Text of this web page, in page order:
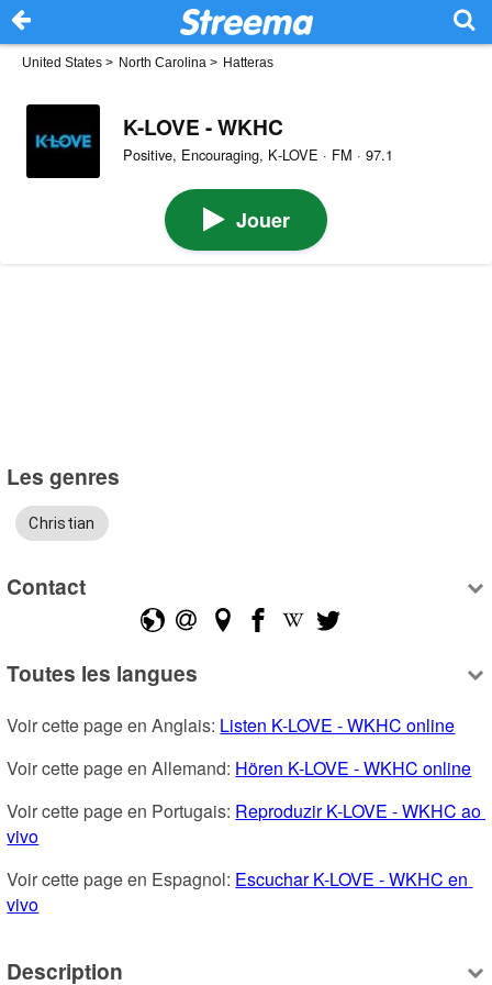
United States > North Carolina > Hatteras
K-LOVE - WKHC
Positive, Encouraging, K‑LOVE · FM · 97.1
Jouer
Les genres
Christian
Contact
Toutes les langues
Voir cette page en Anglais: Listen K-LOVE - WKHC online
Voir cette page en Allemand: Hören K-LOVE - WKHC online
Voir cette page en Portugais: Reproduzir K-LOVE - WKHC ao
vivo
Voir cette page en Espagnol: Escuchar K-LOVE - WKHC en
vivo
Description